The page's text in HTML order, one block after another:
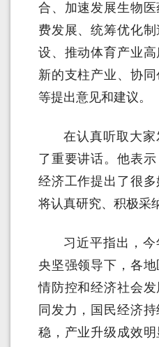
合、加速发展生物
费发展、统筹优化
设、推动体育产业
新的支柱产业、协
等提出意见和建议。
在认真听取大
了重要讲话。他表
经济工作提出了很
将认真研究、积极采
习近平指出，
央坚强领导下，各
情防控和经济社会
同发力，国民经济
稳，产业升级成效